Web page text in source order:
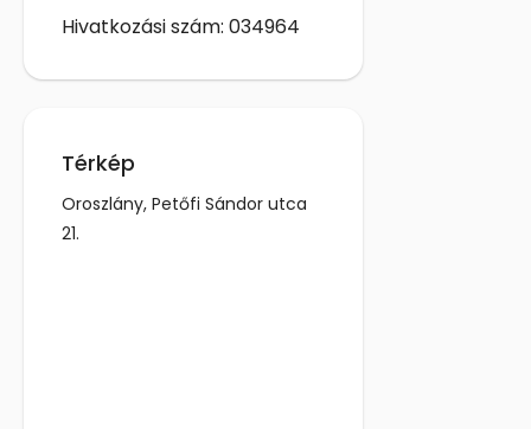
Hivatkozási szám: 034964
Térkép
Oroszlány, Petőfi Sándor utca
21.